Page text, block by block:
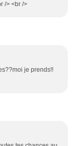
/> <br />
je prends!!